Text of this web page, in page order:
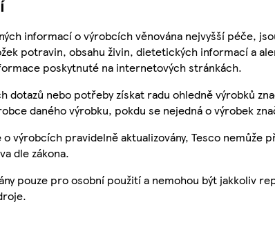
informací o výrobcích věnována nejvyšší péče,
potravin, obsahu živin, dietetických informací a
poskytnuté na internetových stránkách.
dotazů nebo potřeby získat radu ohledně výrobků
daného výrobku, pokdu se nejedná o výrobek
výrobcích pravidelně aktualizovány, Tesco
dle zákona.
pouze pro osobní použití a nemohou být jakkoliv